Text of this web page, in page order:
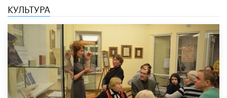
КУЛЬТУРА